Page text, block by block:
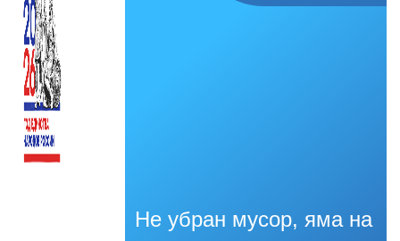
Не убран мусор, яма на